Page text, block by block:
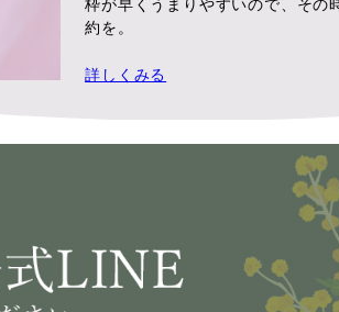
枠が早くうまりやすいので、その
約を。
詳しくみる